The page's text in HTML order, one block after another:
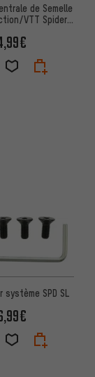
de Semelle
VTT Spider
système SPD SL